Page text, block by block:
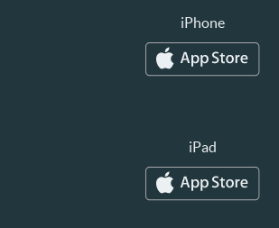
iPhone
iPad